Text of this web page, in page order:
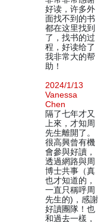
好读，许多外
面找不到的书
都在这里找到
了，找书的过
程，好读给了
我非常大的帮
助！
2024/1/13
Vanessa
Chen
隔了七年才又
上來，才知周
先生離開了。
很高興曾有機
會參與好讀，
透過網路與周
博士共事（真
也才知道的，
一直只稱呼周
先生的)，感謝
好讀團隊！也
和過去一樣，